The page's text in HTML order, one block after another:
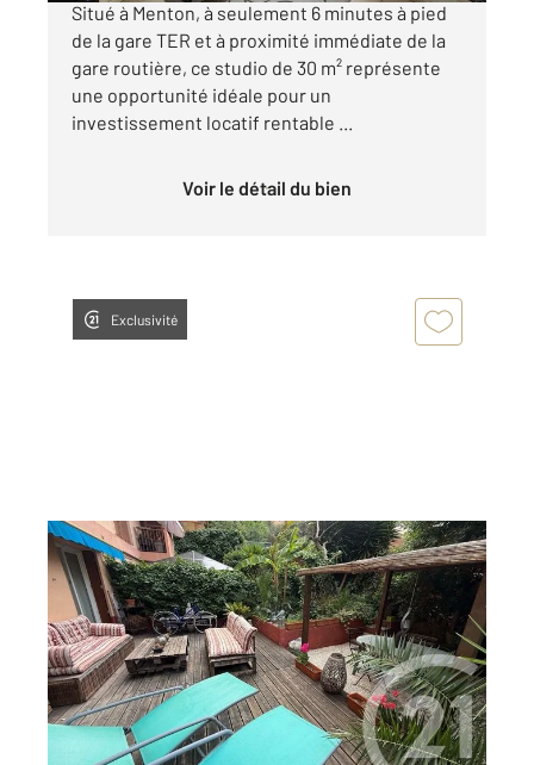
Situé à Menton, à seulement 6 minutes à pied
de la gare TER et à proximité immédiate de la
gare routière, ce studio de 30 m² représente
une opportunité idéale pour un
investissement locatif rentable ...
Voir le détail du bien
Exclusivité
MENTON 06
58 m2, 3 pièces
Ref : 699
Appartement F3 à vendre
376 300 €
Exclusivité Roquebrune-Cap-Martin, Chemin